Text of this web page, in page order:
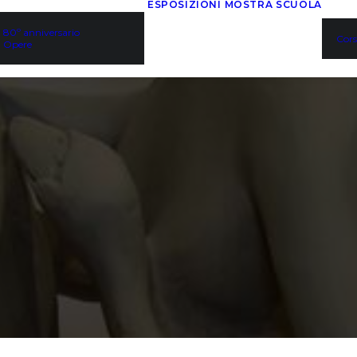
80º anniversario
Opere
ESPOSIZIONI MOSTRA SCUOLA